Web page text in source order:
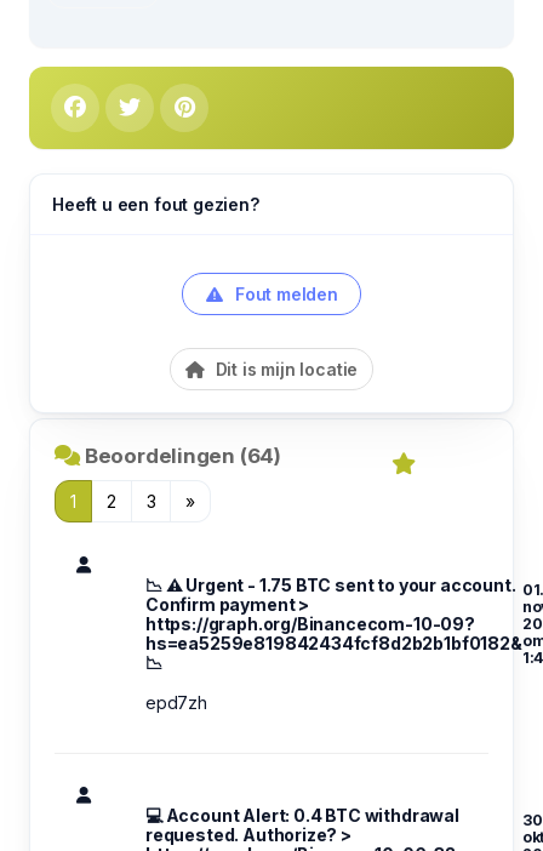
Heeft u een fout gezien?
Fout melden
Dit is mijn locatie
Beoordelingen (64)
1 2 3 »
📉 ⚠️ Urgent - 1.75 BTC sent to your account.
Confirm payment >
https://graph.org/Binancecom-10-09?
hs=ea5259e819842434fcf8d2b2b1bf0182&
📉
epd7zh
💻 Account Alert: 0.4 BTC withdrawal
requested. Authorize? >